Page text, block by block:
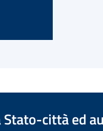
Stato-città ed